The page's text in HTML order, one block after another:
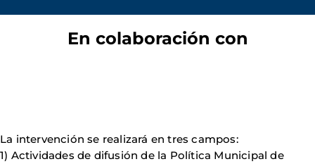
En colaboración con
La intervención se realizará en tres campos:
1) Actividades de difusión de la Política Municipal de